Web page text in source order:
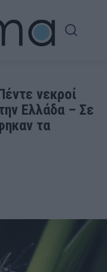
νεκροί
Ελλάδα – Σε
τα